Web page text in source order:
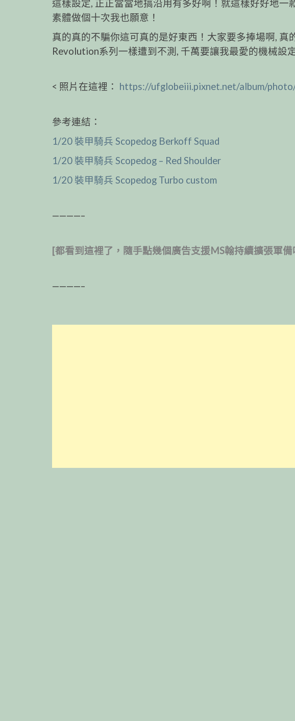
這樣設定, 正正當當地搞沿用有多好啊！就這樣好好地
素體做個十次我也願意！
真的真的不騙你這可真的是好東西！大家要多捧場啊, 真
Revolution系列一樣遭到不測, 千萬要讓我最愛的機械設
< 照片在這裡： https://ufglobeiii.pixnet.net/album/
參考連結：
1/20 裝甲騎兵 Scopedog Berkoff Squad
1/20 裝甲騎兵 Scopedog – Red Shoulder
1/20 裝甲騎兵 Scopedog Turbo custom
————–
[都看到這裡了，隨手點幾個廣告支援MS翰持續擴張軍
————–